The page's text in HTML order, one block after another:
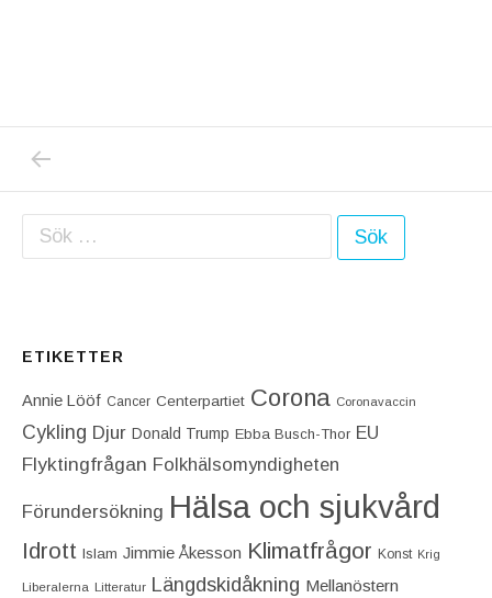
Inläggsnavigering
Sök efter:
ETIKETTER
Annie Lööf Cancer Centerpartiet‎ Corona Coronavaccin
Cykling Djur Donald Trump Ebba Busch-Thor EU
Flyktingfrågan Folkhälsomyndigheten
Förundersökning Hälsa och sjukvård
Idrott Islam Jimmie Åkesson Klimatfrågor Konst Krig
Liberalerna Litteratur Längdskidåkning Mellanöstern